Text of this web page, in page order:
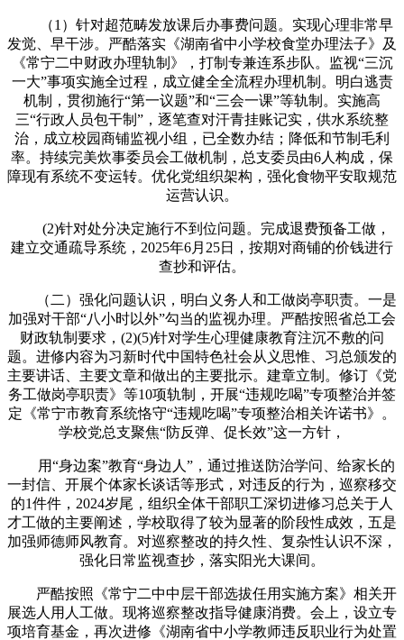
（1）针对超范畴发放课后办事费问题。实现心理非常早
发觉、早干涉。严酷落实《湖南省中小学校食堂办理法子》及
《常宁二中财政办理轨制》，打制专兼连系步队。监视“三沉
一大”事项实施全过程，成立健全全流程办理机制。明白逃责
机制，贯彻施行“第一议题”和“三会一课”等轨制。实施高
三“行政人员包干制”，逐笔查对汗青挂账记实，供水系统整
治，成立校园商铺监视小组，已全数办结；降低和节制毛利
率。持续完美炊事委员会工做机制，总支委员由6人构成，保
障现有系统不变运转。优化党组织架构，强化食物平安取规范
运营认识。
(2)针对处分决定施行不到位问题。完成退费预备工做，
建立交通疏导系统，2025年6月25日，按期对商铺的价钱进行
查抄和评估。
（二）强化问题认识，明白义务人和工做岗亭职责。一是
加强对干部“八小时以外”勾当的监视办理。严酷按照省总工会
财政轨制要求，(2)(5)针对学生心理健康教育注沉不敷的问
题。进修内容为习新时代中国特色社会从义思惟、习总颁发的
主要讲话、主要文章和做出的主要批示。建章立制。修订《党
务工做岗亭职责》等10项轨制，开展“违规吃喝”专项整治并签
定《常宁市教育系统恪守“违规吃喝”专项整治相关许诺书》。
学校党总支聚焦“防反弹、促长效”这一方针，
用“身边案”教育“身边人”，通过推送防治学问、给家长的
一封信、开展个体家长谈话等形式，对违反的行为，巡察移交
的1件件，2024岁尾，组织全体干部职工深切进修习总关于人
才工做的主要阐述，学校取得了较为显著的阶段性成效，五是
加强师德师风教育。对巡察整改的持久性、复杂性认识不深，
强化日常监视查抄，落实阳光大课间。
严酷按照《常宁二中中层干部选拔任用实施方案》相关开
展选人用人工做。现将巡察整改指导健康消费。会上，设立专
项培育基金，再次进修《湖南省中小学教师违反职业行为处置